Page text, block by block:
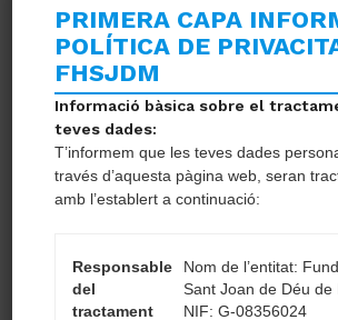
assistència quirúrgica a
i cirurgians.
Referir al pacient amb
mèdic o altres metges si
necessari.
REQUERIM:
Titulació en Medicina.
Titulació d'Especialista en
PRIMERA CAPA
POLÍTICA DE
FHSJDM
Informació bàsica sobre el
teves dades:
T’informem que les teves dades
través d’aquesta pàgina web, seran
amb l’establert a continuació:
Responsable
del
tractament
Nom de l’entitat:
Sant Joan de Déu de
NIF: G-08356024